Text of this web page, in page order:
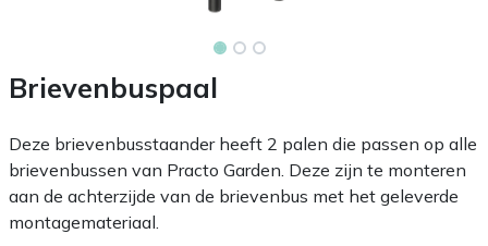
Brievenbuspaal
Deze brievenbusstaander heeft 2 palen die passen op alle
brievenbussen van Practo Garden. Deze zijn te monteren
aan de achterzijde van de brievenbus met het geleverde
montagemateriaal.